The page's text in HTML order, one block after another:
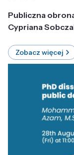
Publiczna
Cypriana
Zobacz więcej